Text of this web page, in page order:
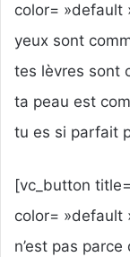
color= »default
yeux sont
tes lèvres sont
ta peau est
tu es si parfait
[vc_button
color= »default
n’est pas parce